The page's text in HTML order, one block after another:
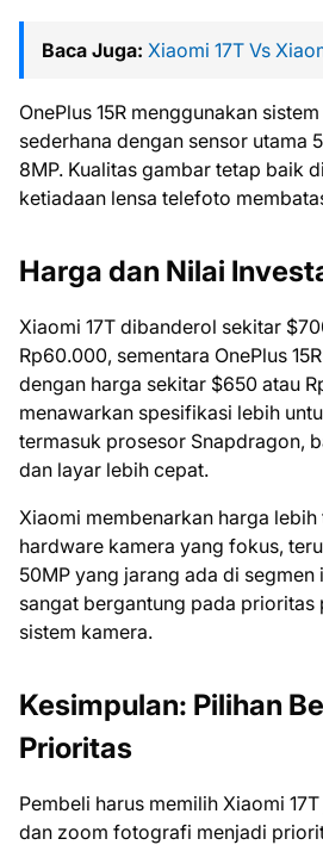
Baca Juga: Xiaomi 17T Vs
OnePlus 15R menggunakan
sederhana dengan sensor utama
8MP. Kualitas gambar tetap baik
ketiadaan lensa telefoto
Harga dan Nilai
Xiaomi 17T dibanderol sekitar
Rp60.000, sementara OnePlus
dengan harga sekitar $650 atau
menawarkan spesifikasi lebih
termasuk prosesor Snapdragon,
dan layar lebih cepat.
Xiaomi membenarkan harga
hardware kamera yang fokus,
50MP yang jarang ada di segmen
sangat bergantung pada prioritas
sistem kamera.
Kesimpulan: Pilihan
Prioritas
Pembeli harus memilih Xiaomi
dan zoom fotografi menjadi